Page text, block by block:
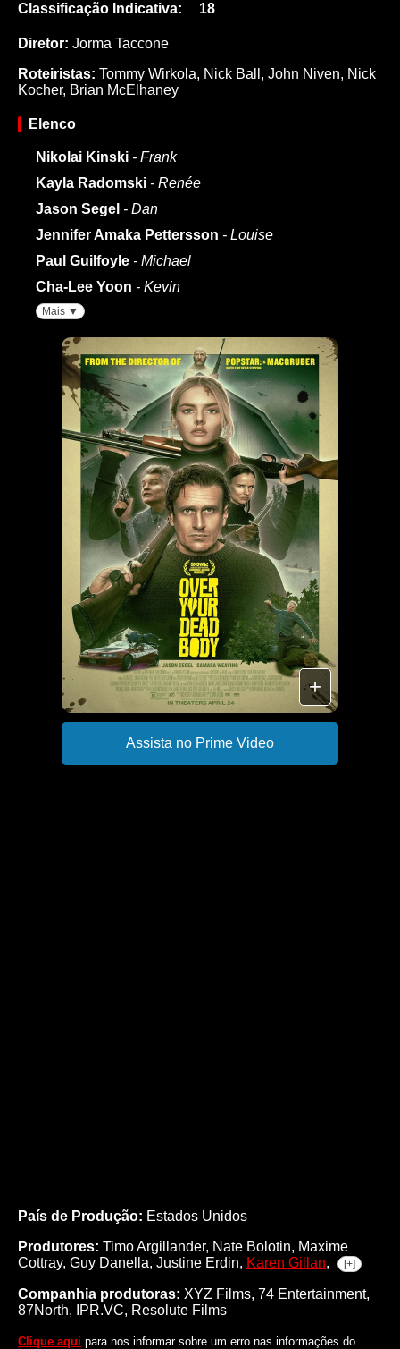
Classificação Indicativa: 18
Diretor: Jorma Taccone
Roteiristas: Tommy Wirkola, Nick Ball , John Niven, Nick
Kocher, Brian McElhaney
Elenco
Nikolai Kinski - Frank
Kayla Radomski - Renée
Jason Segel - Dan
Jennifer Amaka Pettersson - Louise
Paul Guilfoyle - Michael
Cha-Lee Yoon - Kevin
Mais ▼
+
Assista no Prime Video
País de Produção: Estados Unidos
Produtores: Timo Argillander, Nate Bolotin, Maxime
Cottray, Guy Danella, Justine Erdin, Karen Gillan, [+]
Companhia produtoras: XYZ Films, 74 Entertainment,
87North, IPR.VC, Resolute Films
Clique aqui para nos informar sobre um erro nas informações do